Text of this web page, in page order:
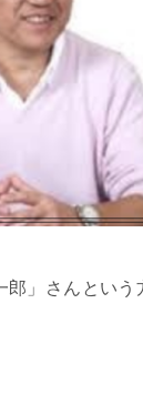
」さんという